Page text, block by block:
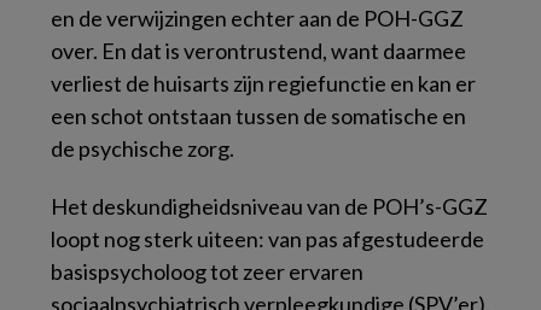
en de verwijzingen echter aan de POH-GGZ
over. En dat is verontrustend, want daarmee
verliest de huisarts zijn regiefunctie en kan er
een schot ontstaan tussen de somatische en
de psychische zorg.
Het deskundigheidsniveau van de POH’s-GGZ
loopt nog sterk uiteen: van pas afgestudeerde
basispsycholoog tot zeer ervaren
sociaalpsychiatrisch verpleegkundige (SPV’er).